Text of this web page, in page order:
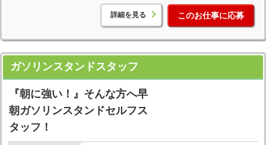
詳細を見る このお仕事に応募
ガソリンスタンドスタッフ
『朝に強い！』そんな方へ早
朝ガソリンスタンドセルフス
タッフ！